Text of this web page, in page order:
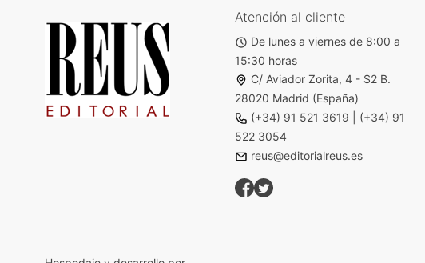
Atención al cliente
De lunes a viernes de 8:00 a
15:30 horas
C/ Aviador Zorita, 4 - S2 B.
28020 Madrid (España)
(+34) 91 521 3619
(+34) 91
522 3054
reus@editorialreus.es